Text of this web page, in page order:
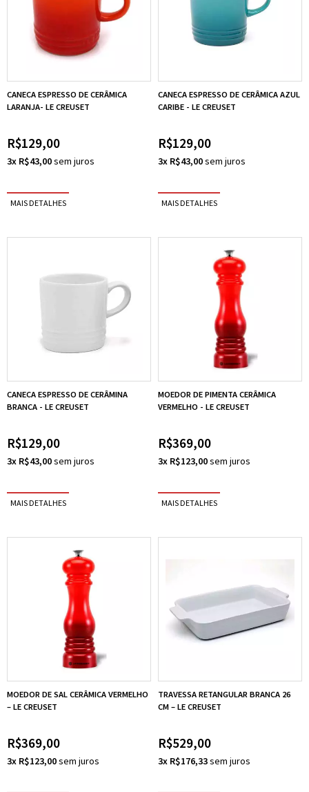
CANECA ESPRESSO DE CERÂMICA
LARANJA- LE CREUSET
R$129,00
3x R$43,00
CANECA ESPRESSO DE CERÂMICA AZUL
CARIBE - LE CREUSET
R$129,00
3x R$43,00
CANECA ESPRESSO DE CERÂMINA
BRANCA - LE CREUSET
R$129,00
3x R$43,00
MOEDOR DE PIMENTA CERÂMICA
VERMELHO - LE CREUSET
R$369,00
3x R$123,00
MOEDOR DE SAL CERÂMICA VERMELHO
– LE CREUSET
R$369,00
3x R$123,00
TRAVESSA RETANGULAR BRANCA 26
CM – LE CREUSET
R$529,00
3x R$176,33